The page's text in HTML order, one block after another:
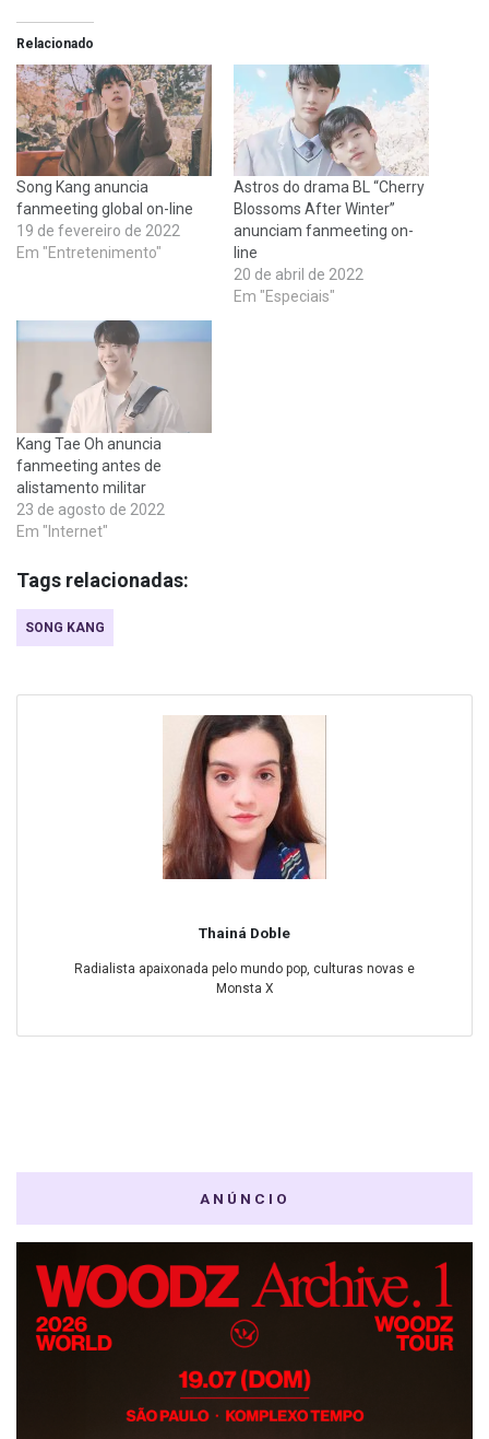
Relacionado
Song Kang anuncia
fanmeeting global on-line
19 de fevereiro de 2022
Em "Entretenimento"
Astros do drama BL “Cherry
Blossoms After Winter”
anunciam fanmeeting on-
line
20 de abril de 2022
Em "Especiais"
Kang Tae Oh anuncia
fanmeeting antes de
alistamento militar
23 de agosto de 2022
Em "Internet"
Tags relacionadas:
SONG KANG
Thainá Doble
Radialista apaixonada pelo mundo pop, culturas novas e
Monsta X
ANÚNCIO